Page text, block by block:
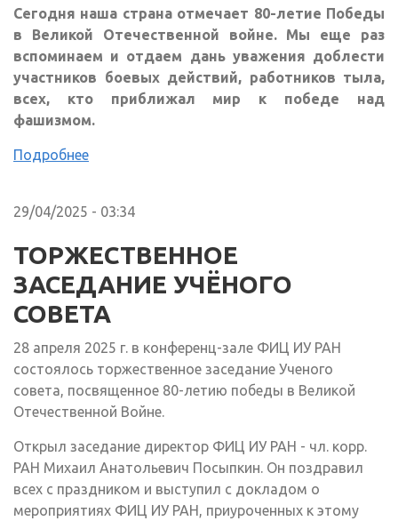
Сегодня наша страна отмечает 80-летие Победы
в Великой Отечественной войне. Мы еще раз
вспоминаем и отдаем дань уважения доблести
участников боевых действий, работников тыла,
всех, кто приближал мир к победе над
фашизмом.
Подробнее
29/04/2025 - 03:34
ТОРЖЕСТВЕННОЕ
ЗАСЕДАНИЕ УЧЁНОГО
СОВЕТА
28 апреля 2025 г. в конференц-зале ФИЦ ИУ РАН
состоялось торжественное заседание Ученого
совета, посвященное 80-летию победы в Великой
Отечественной Войне.
Открыл заседание директор ФИЦ ИУ РАН - чл. корр.
РАН Михаил Анатольевич Посыпкин. Он поздравил
всех с праздником и выступил с докладом о
мероприятиях ФИЦ ИУ РАН, приуроченных к этому